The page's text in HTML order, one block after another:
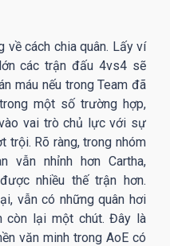
về cách chia quân. Lấy ví
các trận đấu 4vs4 sẽ
máu nếu trong Team đã
một số trường hợp,
vai trò chủ lực với sự
trội. Rõ ràng, trong nhóm
vẫn nhỉnh hơn Cartha,
nhiều thế trận hơn.
vẫn có những quân hơi
còn lại một chút. Đây là
văn minh trong AoE có